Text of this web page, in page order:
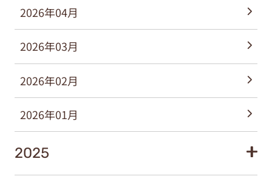
2026年04月
2026年03月
2026年02月
2026年01月
2025